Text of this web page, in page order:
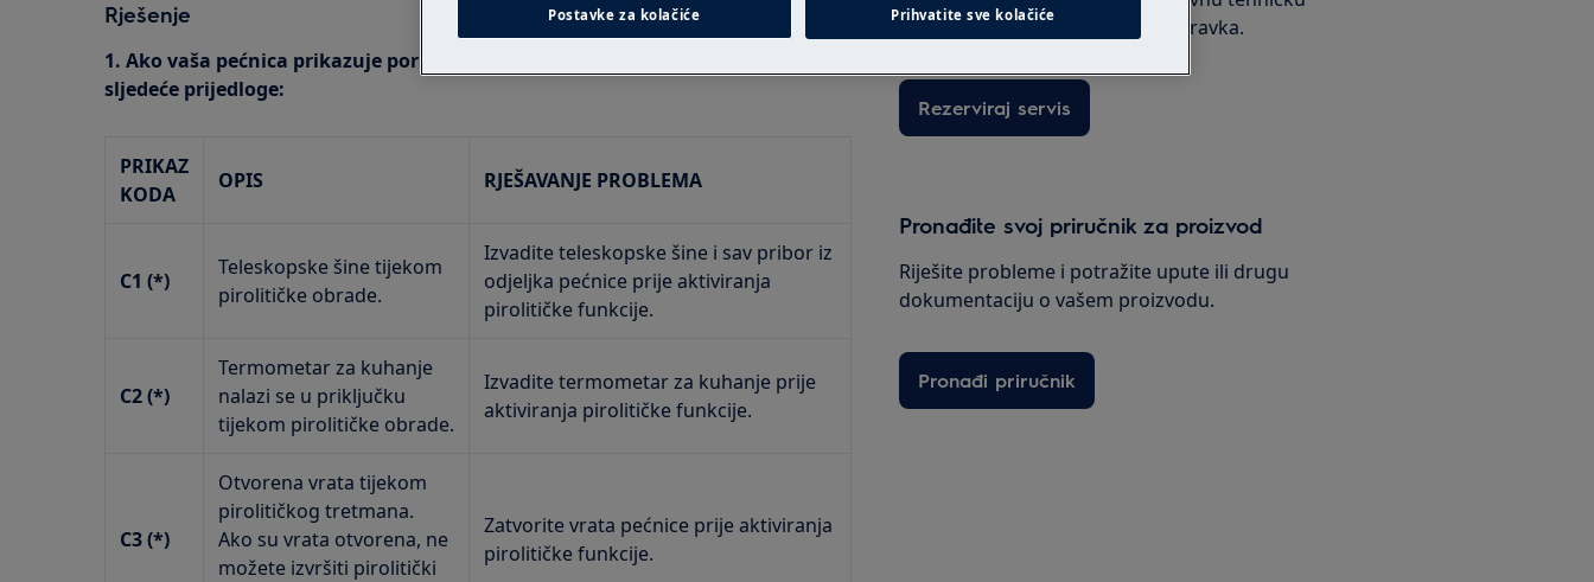
Rješenje
1. Ako vaša pećnica prikazuje poruku o pogrešci C1, C2, C3, C4, pogledajte
sljedeće prijedloge:
PRIKAZ
KODA
OPIS RJEŠAVANJE PROBLEMA
C1 (*)
Teleskopske šine tijekom
pirolitičke obrade.
Izvadite teleskopske šine i sav pribor iz
odjeljka pećnice prije aktiviranja
pirolitičke funkcije.
C2 (*)
Termometar za kuhanje
nalazi se u priključku
tijekom pirolitičke obrade.
Izvadite termometar za kuhanje prije
aktiviranja pirolitičke funkcije.
C3 (*)
Otvorena vrata tijekom
pirolitičkog tretmana.
Ako su vrata otvorena, ne
možete izvršiti pirolitički
Zatvorite vrata pećnice prije aktiviranja
pirolitičke funkcije.
intervenciju po fiksnoj cijeni popravka.
Rezerviraj servis
Pronađite svoj priručnik za proizvod
Riješite probleme i potražite upute ili drugu
dokumentaciju o vašem proizvodu.
Pronađi priručnik
Postavke za kolačiće Prihvatite sve kolačiće